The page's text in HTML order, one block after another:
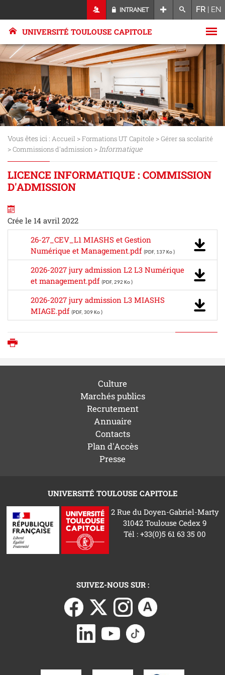
INTRANET FR | EN
UNIVERSITÉ TOULOUSE CAPITOLE
Vous êtes ici : Accueil >Formations UT Capitole >Gérer sa scolarité
>Commissions d'admission >Informatique
LICENCE INFORMATIQUE : COMMISSION
D'ADMISSION
Crée le 14 avril 2022
26-27_CEV_L1 MIASHS et Gestion
Numérique et Management.pdf (PDF, 137 Ko )
2026-2027 jury admission L2 L3 Numérique
et management.pdf (PDF, 292 Ko )
2026-2027 jury admission L3 MIASHS
MIAGE.pdf (PDF, 309 Ko )
Culture
Marchés publics
Recrutement
Annuaire
Contacts
Plan d'Accès
Presse
UNIVERSITÉ TOULOUSE CAPITOLE
2 Rue du Doyen-Gabriel-Marty
31042 Toulouse Cedex 9
Tél : +33(0)5 61 63 35 00
SUIVEZ-NOUS SUR :